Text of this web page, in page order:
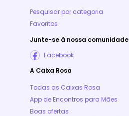
Pesquisar por categoria
Favoritos
Junte-se à nossa comunidade
Facebook
A Caixa Rosa
Todas as Caixas Rosa
App de Encontros para Mães
Boas ofertas